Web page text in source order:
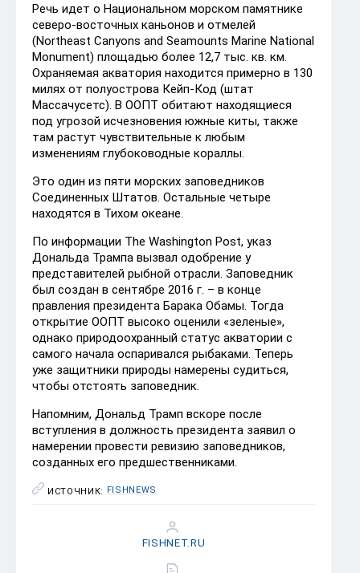
Речь идет о Национальном морском памятнике
северо-восточных каньонов и отмелей
(Northeast Canyons and Seamounts Marine National
Monument) площадью более 12,7 тыс. кв. км.
Охраняемая акватория находится примерно в 130
милях от полуострова Кейп-Код (штат
Массачусетс). В ООПТ обитают находящиеся
под угрозой исчезновения южные киты, также
там растут чувствительные к любым
изменениям глубоководные кораллы.
Это один из пяти морских заповедников
Соединенных Штатов. Остальные четыре
находятся в Тихом океане.
По информации The Washington Post, указ
Дональда Трампа вызвал одобрение у
представителей рыбной отрасли. Заповедник
был создан в сентябре 2016 г. – в конце
правления президента Барака Обамы. Тогда
открытие ООПТ высоко оценили «зеленые»,
однако природоохранный статус акватории с
самого начала оспаривался рыбаками. Теперь
уже защитники природы намерены судиться,
чтобы отстоять заповедник.
Напомним, Дональд Трамп вскоре после
вступления в должность президента заявил о
намерении провести ревизию заповедников,
созданных его предшественниками.
ИСТОЧНИК: FISHNEWS
FISHNET.RU